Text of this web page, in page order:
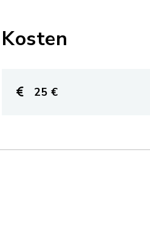
Kosten
25 €